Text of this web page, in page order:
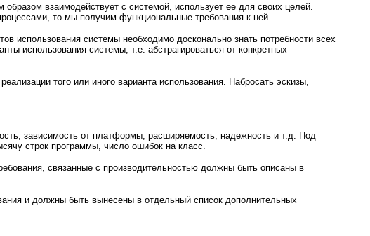
взаимодействует с системой, использует ее для своих целей.
то мы получим функциональные требования к ней.
использования системы необходимо досконально знать потребности всех
использования системы, т.е. абстрагироваться от конкретных
того или иного варианта использования. Набросать эскизы,
зависимость от платформы, расширяемость, надежность и т.д. Под
строк программы, число ошибок на класс.
связанные с производительностью должны быть описаны в
и должны быть вынесены в отдельный список дополнительных